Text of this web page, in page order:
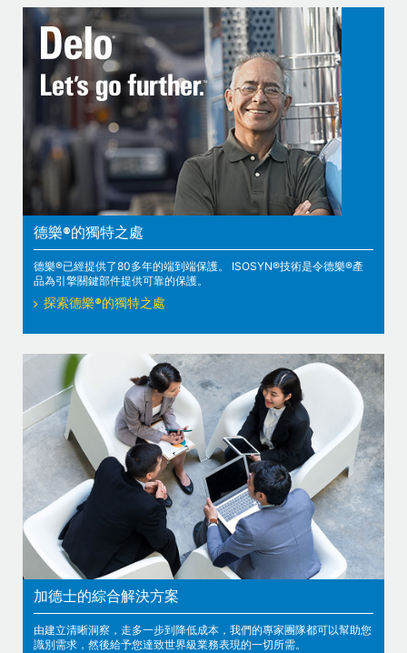
德樂®的獨特之處
德樂®已經提供了80多年的端到端保護。 ISOSYN®技術是令德樂®產
品為引擎關鍵部件提供可靠的保護。
探索德樂®的獨特之處
加德士的綜合解決方案
由建立清晰洞察，走多一步到降低成本，我們的專家團隊都可以幫助您
識別需求，然後給予您達致世界級業務表現的一切所需。